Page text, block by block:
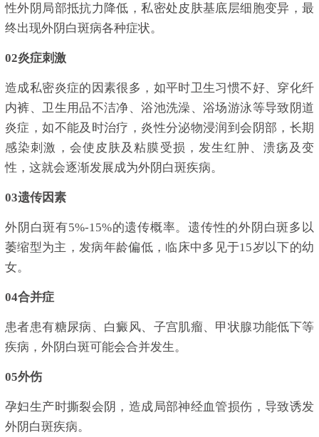
性外阴局部抵抗力降低，私密处皮肤基底层细胞变异，最
终出现外阴白斑病各种症状。
02炎症刺激
造成私密炎症的因素很多，如平时卫生习惯不好、穿化纤
内裤、卫生用品不洁净、浴池洗澡、浴场游泳等导致阴道
炎症，如不能及时治疗，炎性分泌物浸润到会阴部，长期
感染刺激，会使皮肤及粘膜受损，发生红肿、溃疡及变
性，这就会逐渐发展成为外阴白斑疾病。
03遗传因素
外阴白斑有5%-15%的遗传概率。遗传性的外阴白斑多以
萎缩型为主，发病年龄偏低，临床中多见于15岁以下的幼
女。
04合并症
患者患有糖尿病、白癜风、子宫肌瘤、甲状腺功能低下等
疾病，外阴白斑可能会合并发生。
05外伤
孕妇生产时撕裂会阴，造成局部神经血管损伤，导致诱发
外阴白斑疾病。